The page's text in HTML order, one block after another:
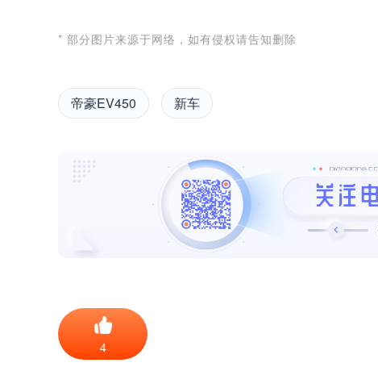
* 部分图片来源于网络，如有侵权请告知删除
帝豪EV450 新车
4